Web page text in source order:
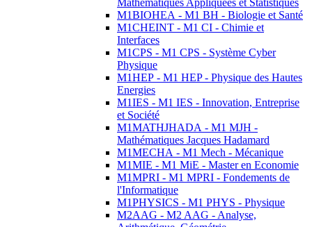
Mathématiques Appliquées et Statistiques
M1BIOHEA - M1 BH - Biologie et Santé
M1CHEINT - M1 CI - Chimie et
Interfaces
M1CPS - M1 CPS - Système Cyber
Physique
M1HEP - M1 HEP - Physique des Hautes
Energies
M1IES - M1 IES - Innovation, Entreprise
et Société
M1MATHJHADA - M1 MJH -
Mathématiques Jacques Hadamard
M1MECHA - M1 Mech - Mécanique
M1MIE - M1 MiE - Master en Economie
M1MPRI - M1 MPRI - Fondements de
l'Informatique
M1PHYSICS - M1 PHYS - Physique
M2AAG - M2 AAG - Analyse,